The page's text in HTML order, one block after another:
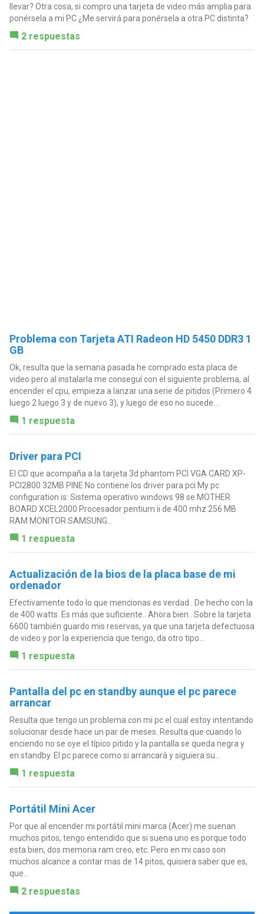
llevar? Otra cosa, si compro una tarjeta de video más amplia para
ponérsela a mi PC ¿Me servirá para ponérsela a otra PC distinta?
2 respuestas
Problema con Tarjeta ATI Radeon HD 5450 DDR3 1
GB
Ok, resulta que la semana pasada he comprado esta placa de
video pero al instalarla me conseguí con el siguiente problema, al
encender el cpu, empieza a lanzar una serie de pitidos (Primero 4
luego 2 luego 3 y de nuevo 3), y luego de eso no sucede...
1 respuesta
Driver para PCI
El CD que acompaña a la tarjeta 3d phantom PCI VGA CARD XP-
PCI2800 32MB PINE No contiene los driver para pci My pc
configuration is: Sistema operativo windows 98 se MOTHER
BOARD XCEL2000 Procesador pentium ii de 400 mhz 256 MB
RAM MONITOR SAMSUNG...
1 respuesta
Actualización de la bios de la placa base de mi
ordenador
Efectivamente todo lo que mencionas es verdad.. De hecho con la
de 400 watts. Es más que suficiente.. Ahora bien.. Sobre la tarjeta
6600 también guardo mis reservas, ya que una tarjeta defectuosa
de video y por la experiencia que tengo, da otro tipo...
1 respuesta
Pantalla del pc en standby aunque el pc parece
arrancar
Resulta que tengo un problema con mi pc el cual estoy intentando
solucionar desde hace un par de meses. Resulta que cuando lo
enciendo no se oye el típico pitido y la pantalla se queda negra y
en standby. El pc parece como si arrancará y siguiera su...
1 respuesta
Portátil Mini Acer
Por que al encender mi portátil mini marca (Acer) me suenan
muchos pitos, tengo entendido que si suena uno es porque todo
esta bien, dos memoria ram creo, etc. Pero en mi caso son
muchos alcance a contar mas de 14 pitos, quisiera saber que es,
que...
2 respuestas